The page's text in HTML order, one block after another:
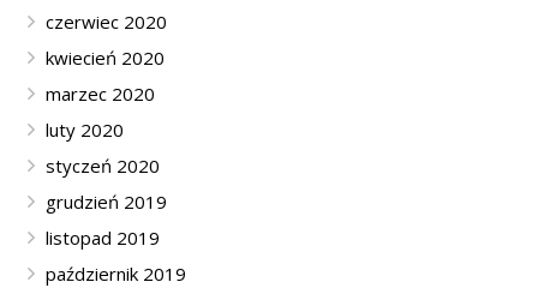
czerwiec 2020
kwiecień 2020
marzec 2020
luty 2020
styczeń 2020
grudzień 2019
listopad 2019
październik 2019